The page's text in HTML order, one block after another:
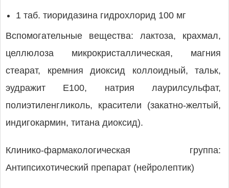
1 таб. тиоридазина гидрохлорид 100 мг
Вспомогательные вещества: лактоза, крахмал,
целлюлоза микрокристаллическая, магния
стеарат, кремния диоксид коллоидный, тальк,
эудражит Е100, натрия лаурилсульфат,
полиэтиленгликоль, красители (закатно-желтый,
индигокармин, титана диоксид).
Клинико-фармакологическая группа:
Антипсихотический препарат (нейролептик)